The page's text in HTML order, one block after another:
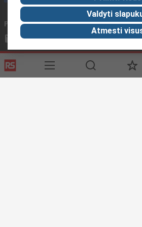
Parašykite mums el. paštu paprastai
sales@rsdelivers.lt
Susisiekite su mumis
Valdyti
Atmesti